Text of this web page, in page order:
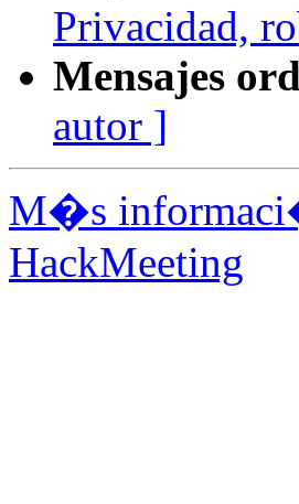
Privacidad,
Mensajes
autor ]
M�s
HackMeeting